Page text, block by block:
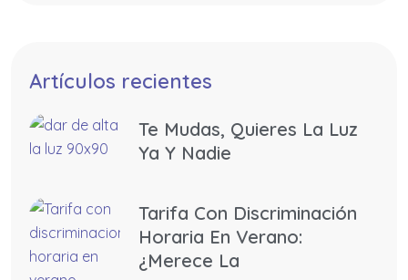
Artículos recientes
Te Mudas, Quieres La Luz
Ya Y Nadie
Tarifa Con Discriminación
Horaria En Verano:
¿merece La